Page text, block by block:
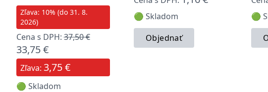
Zľava: 10% (do 31. 8.
2026)
Cena s DPH:37,50 €
33,75 €
Zľava: 3,75 €
🟢 Skladom
🟢 Skladom
Objednať
🟢